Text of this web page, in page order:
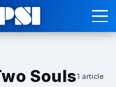
Souls1 article